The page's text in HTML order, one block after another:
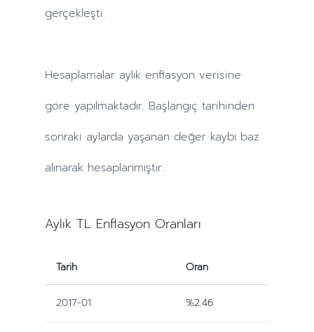
gerçekleşti.
Hesaplamalar aylık enflasyon verisine
göre yapılmaktadır. Başlangıç tarihinden
sonraki aylarda yaşanan değer kaybı baz
alınarak hesaplanmıştır.
Aylık TL Enflasyon Oranları
Tarih Oran
2017-01 %2.46